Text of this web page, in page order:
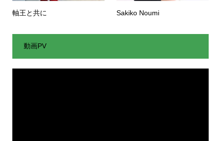
軸王と共に Sakiko Noumi
動画PV